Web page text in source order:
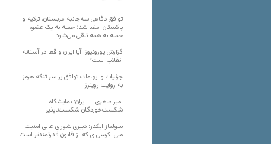
توافق دفاعی سه‌جانبه عربستان، ترکیه و
پاکستان امضا شد؛ حمله به یک عضو،
حمله به همه تلقی می‌شود
گزارش یورونیوز؛ آیا ایران واقعا در آستانه
انقلاب است؟
جزئیات و ابهامات توافق بر سر تنگه هرمز
به روایت رویترز
امیر طاهری – ایران: نمایشگاه
شکست‌خوردگان شکست‌ناپذیر
سولماز ایکدر: دبیری شورای عالی امنیت
ملی؛ کرسی‌ای که از قانون قدرتمندتر است